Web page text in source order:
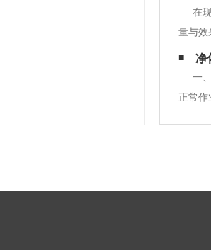
和形
在
量与效
流程
净
一
正常